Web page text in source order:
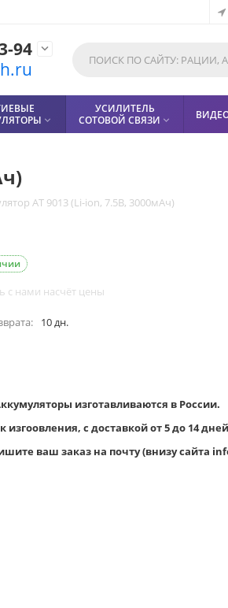
94


УСИЛИТЕЛЬ
СОТОВОЙ СВЯЗИ 
AT 9013 (Li-ion, 7.5В, 3000мАч)
с нами насчёт цены
10 дн.
изготавливаются в России.
изгоовления, с доставкой от 5 до 14
ваш заказ на почту (внизу сайта